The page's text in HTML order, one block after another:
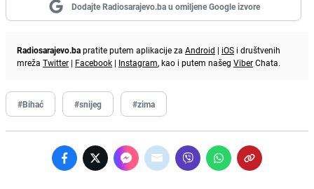
Dodajte Radiosarajevo.ba u omiljene Google izvore
Radiosarajevo.bapratite putem aplikacije za Android | iOS i društvenih
mreža Twitter | Facebook | Instagram, kao i putem našeg ViberChata.
#Bihać #snijeg #zima